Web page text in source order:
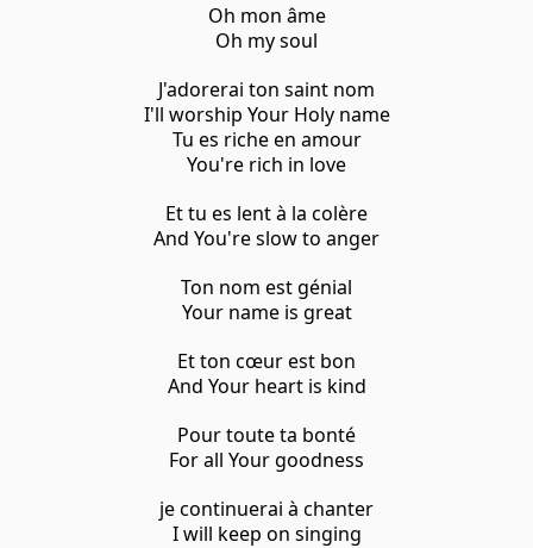
Oh mon âme
Oh my soul
J'adorerai ton saint nom
I'll worship Your Holy name
Tu es riche en amour
You're rich in love
Et tu es lent à la colère
And You're slow to anger
Ton nom est génial
Your name is great
Et ton cœur est bon
And Your heart is kind
Pour toute ta bonté
For all Your goodness
je continuerai à chanter
I will keep on singing